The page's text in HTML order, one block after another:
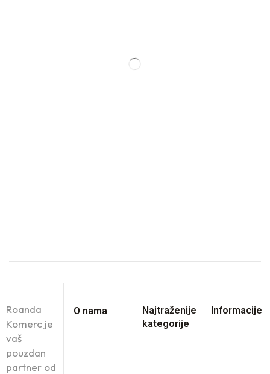
Roanda
Komerc je
vaš
pouzdan
partner od
O nama
Najtraženije
kategorije
Informacije